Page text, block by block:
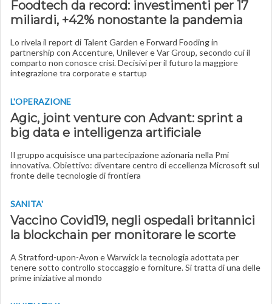
Foodtech da record: investimenti per 17
miliardi, +42% nonostante la pandemia
Lo rivela il report di Talent Garden e Forward Fooding in
partnership con Accenture, Unilever e Var Group, secondo cui il
comparto non conosce crisi. Decisivi per il futuro la maggiore
integrazione tra corporate e startup
L'OPERAZIONE
Agic, joint venture con Advant: sprint a
big data e intelligenza artificiale
Il gruppo acquisisce una partecipazione azionaria nella Pmi
innovativa. Obiettivo: diventare centro di eccellenza Microsoft sul
fronte delle tecnologie di frontiera
SANITA'
Vaccino Covid19, negli ospedali britannici
la blockchain per monitorare le scorte
A Stratford-upon-Avon e Warwick la tecnologia adottata per
tenere sotto controllo stoccaggio e forniture. Si tratta di una delle
prime iniziative al mondo